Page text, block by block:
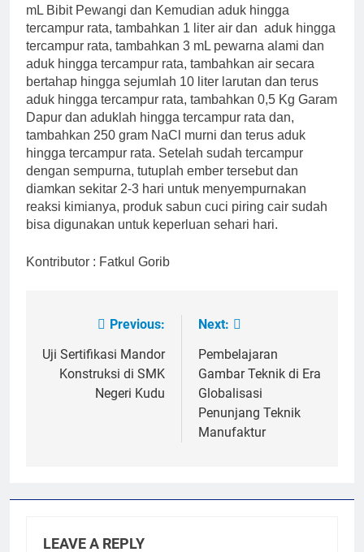
mL Bibit Pewangi dan Kemudian aduk hingga
tercampur rata, tambahkan 1 liter air dan aduk hingga
tercampur rata, tambahkan 3 mL pewarna alami dan
aduk hingga tercampur rata, tambahkan air secara
bertahap hingga sejumlah 10 liter larutan dan terus
aduk hingga tercampur rata, tambahkan 0,5 Kg Garam
Dapur dan aduklah hingga tercampur rata dan,
tambahkan 250 gram NaCl murni dan terus aduk
hingga tercampur rata. Setelah sudah tercampur
dengan sempurna, tutuplah ember tersebut dan
diamkan sekitar 2-3 hari untuk menyempurnakan
reaksi kimianya, produk sabun cuci piring cair sudah
bisa digunakan untuk keperluan sehari hari.
Kontributor : Fatkul Gorib
navigation
Previous:
Uji Sertifikasi Mandor
Konstruksi di SMK
Negeri Kudu
Next:
Pembelajaran
Gambar Teknik di Era
Globalisasi
Penunjang Teknik
Manufaktur
LEAVE A REPLY